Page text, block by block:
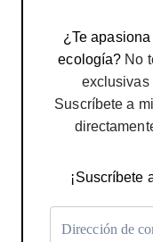
¿Te
ecología? No
exclusivas
Suscríbete a
¡Suscríbete